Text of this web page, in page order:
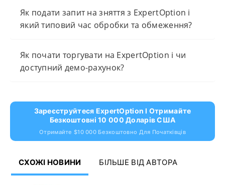
Як подати запит на зняття з ExpertOption і
який типовий час обробки та обмеження?
Як почати торгувати на ExpertOption і чи
доступний демо-рахунок?
Зареєструйтеся ExpertOption І Отримайте
Безкоштовні 10 000 Доларів США
Отримайте $10 000 Безкоштовно Для Початківців
СХОЖІ НОВИНИ БІЛЬШЕ ВІД АВТОРА